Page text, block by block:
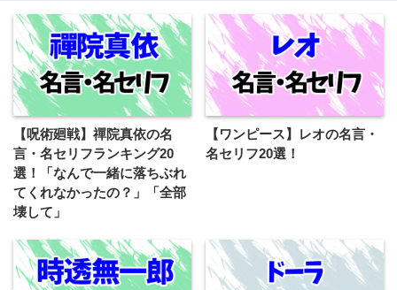
【呪術廻戦】禪院真依の名
言・名セリフランキング20
選！「なんで一緒に落ちぶれ
てくれなかったの？」「全部
壊して」
【ワンピース】レオの名言・
名セリフ20選！